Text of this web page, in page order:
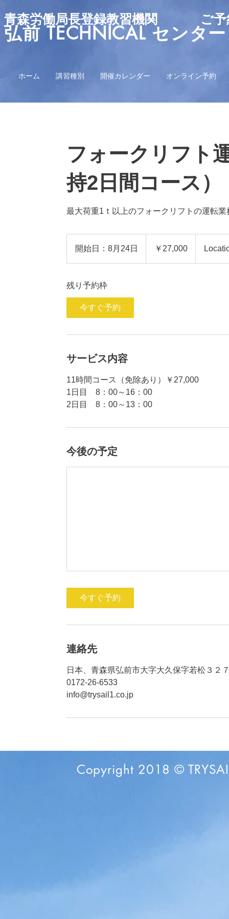
青森労働局長登録教習機関 ご予
弘前 TECHNICAL
ホーム 講習種別 開催カレンダー オンライン予約
フォークリフト
持2日間コース）
最大荷重1ｔ以上のフォークリフトの運転業
開始日：8月24日
4
￥27,000
残り予約枠
今すぐ予約
サービス内容
11時間コース（免除あり）￥27,000
1日目 8：00～16：00
2日目 8：00～13：00
今後の予定
今すぐ予約
連絡先
日本、青森県弘前市大字大久保字若松３２
0172-26-6533
info@trysail1.co.jp
Copyright 2018 ©